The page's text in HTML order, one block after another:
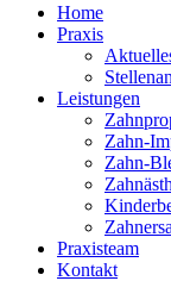
Home
Praxis
Leistungen
Zahn-
Zahn-
Praxisteam
Kontakt